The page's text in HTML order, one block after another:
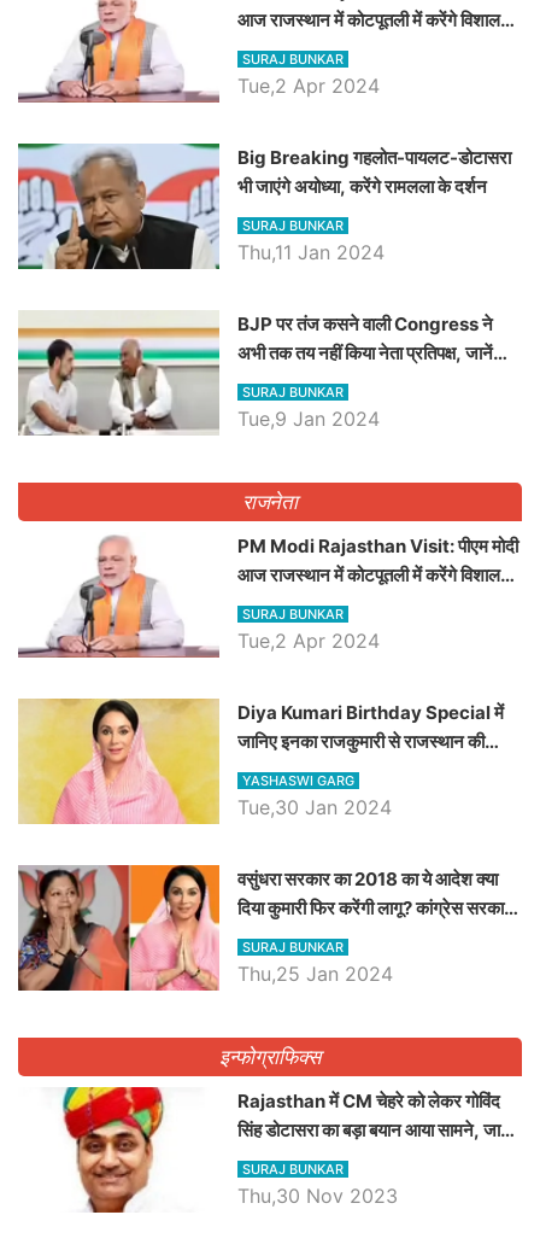
आज राजस्थान में कोटपूतली में करेंगे विशाल
रैली, एक सभा से 8 सीटों पर साधेगें निशाना
SURAJ BUNKAR
Tue,2 Apr 2024
Big Breaking गहलोत-पायलट-डोटासरा
भी जाएंगे अयोध्या, करेंगे रामलला के दर्शन
SURAJ BUNKAR
Thu,11 Jan 2024
BJP पर तंज कसने वाली Congress ने
अभी तक तय नहीं किया नेता प्रतिपक्ष, जानें
कौन होगा दावेदार
SURAJ BUNKAR
Tue,9 Jan 2024
राजनेता
PM Modi Rajasthan Visit: पीएम मोदी
आज राजस्थान में कोटपूतली में करेंगे विशाल
रैली, एक सभा से 8 सीटों पर साधेगें निशाना
SURAJ BUNKAR
Tue,2 Apr 2024
Diya Kumari Birthday Special में
जानिए इनका राजकुमारी से राजस्थान की
डिप्टी सीएम बनने तक का सफर, एक क्लिक में
जाने पूरा जीवन परिचय
YASHASWI GARG
Tue,30 Jan 2024
वसुंधरा सरकार का 2018 का ये आदेश क्या
दिया कुमारी फिर करेंगी लागू? कांग्रेस सरकार
ने किया था निरस्त
SURAJ BUNKAR
Thu,25 Jan 2024
इन्फोग्राफिक्स
Rajasthan में CM चेहरे को लेकर गोविंद
सिंह डोटासरा का बड़ा बयान आया सामने, जानें
विचार
SURAJ BUNKAR
Thu,30 Nov 2023